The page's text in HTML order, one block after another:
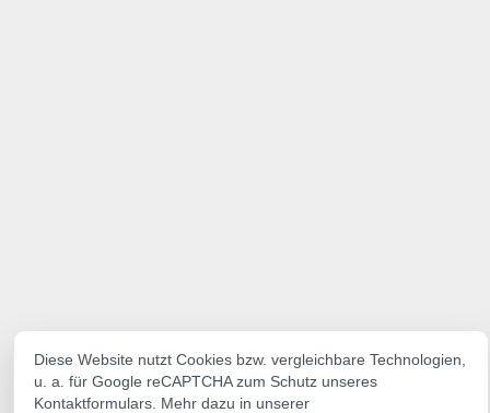
Diese Website nutzt Cookies bzw. vergleichbare Technologien,
u. a. für Google reCAPTCHA zum Schutz unseres
Kontaktformulars. Mehr dazu in unserer